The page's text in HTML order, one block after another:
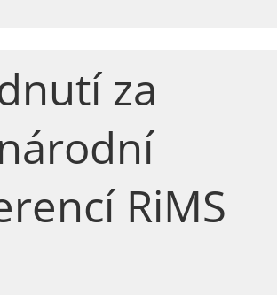
za
RiMS